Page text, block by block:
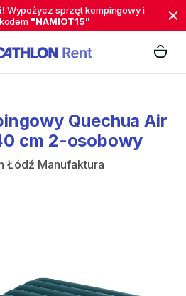
Wypożycz sprzęt kempingowy i
"NAMIOT15"
Quechua Air
cm 2-osobowy
Łódź Manufaktura